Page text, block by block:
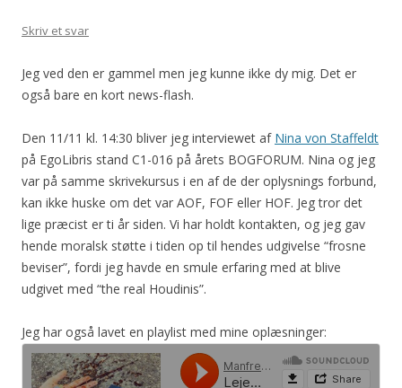
Skriv et svar
Jeg ved den er gammel men jeg kunne ikke dy mig. Det er
også bare en kort news-flash.
Den 11/11 kl. 14:30 bliver jeg interviewet af Nina von Staffeldt
på EgoLibris stand C1-016 på årets BOGFORUM. Nina og jeg
var på samme skrivekursus i en af de der oplysnings forbund,
kan ikke huske om det var AOF, FOF eller HOF. Jeg tror det
lige præcist er ti år siden. Vi har holdt kontakten, og jeg gav
hende moralsk støtte i tiden op til hendes udgivelse “frosne
beviser”, fordi jeg havde en smule erfaring med at blive
udgivet med “the real Houdinis”.
Jeg har også lavet en playlist med mine oplæsninger: